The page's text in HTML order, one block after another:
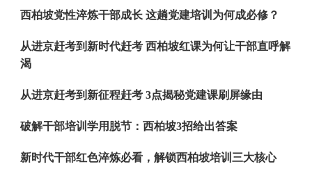
西柏坡党性淬炼干部成长 这趟党建培训为何成必修？
从进京赶考到新时代赶考 西柏坡红课为何让干部直呼解
渴
从进京赶考到新征程赶考 3点揭秘党建课刷屏缘由
破解干部培训学用脱节：西柏坡3招给出答案
新时代干部红色淬炼必看，解锁西柏坡培训三大核心